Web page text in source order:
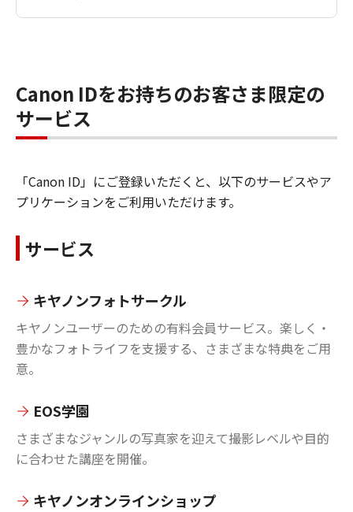
Canon IDをお持ちのお客さま限定の
サービス
「Canon ID」にご登録いただくと、以下のサービスやア
プリケーションをご利用いただけます。
サービス
キヤノンフォトサークル
キヤノンユーザーのための有料会員サービス。楽しく・
豊かなフォトライフを支援する、さまざまな特典をご用
意。
EOS学園
さまざまなジャンルの写真家を迎えて撮影レベルや目的
に合わせた講座を開催。
キヤノンオンラインショップ